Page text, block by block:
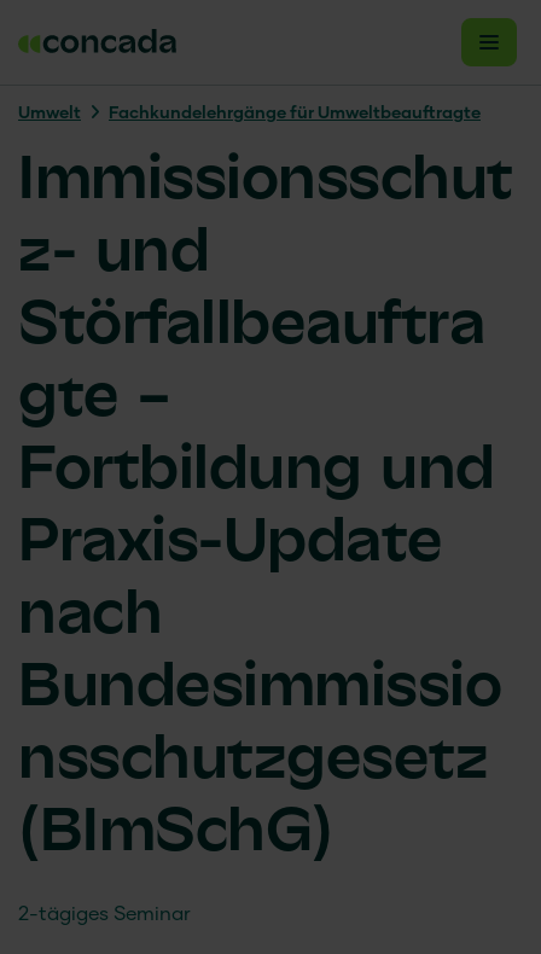
Umwelt Fachkundelehrgänge für Umweltbeauftragte
Immissionsschut
z- und
Störfallbeauftra
gte –
Fortbildung und
Praxis-Update
nach
Bundesimmissio
nsschutzgesetz
(BImSchG)
2-tägiges Seminar